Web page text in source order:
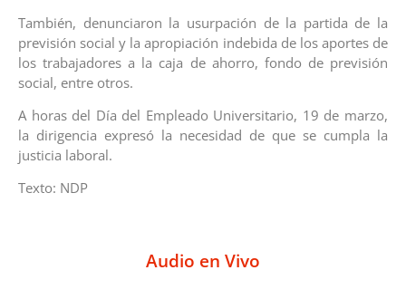
También, denunciaron la usurpación de la partida de la
previsión social y la apropiación indebida de los aportes de
los trabajadores a la caja de ahorro, fondo de previsión
social, entre otros.
A horas del Día del Empleado Universitario, 19 de marzo,
la dirigencia expresó la necesidad de que se cumpla la
justicia laboral.
Texto: NDP
Audio en Vivo